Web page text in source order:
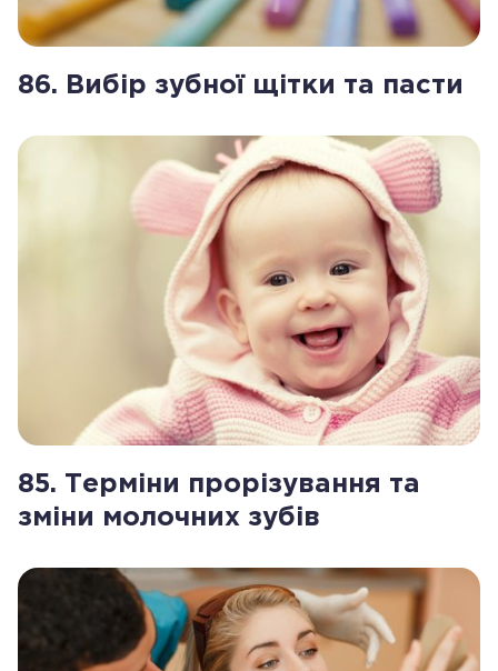
86. Вибір зубної щітки та пасти
85. Терміни прорізування та
зміни молочних зубів